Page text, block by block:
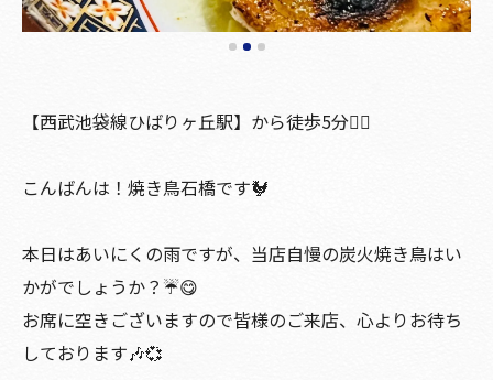
【西武池袋線ひばりヶ丘駅】から徒歩5分🚶‍♀️
こんばんは！焼き鳥石橋です🐓
本日はあいにくの雨ですが、当店自慢の炭火焼き鳥はい
かがでしょうか？☔️😋
お席に空きございますので皆様のご来店、心よりお待ち
しております🎶💞